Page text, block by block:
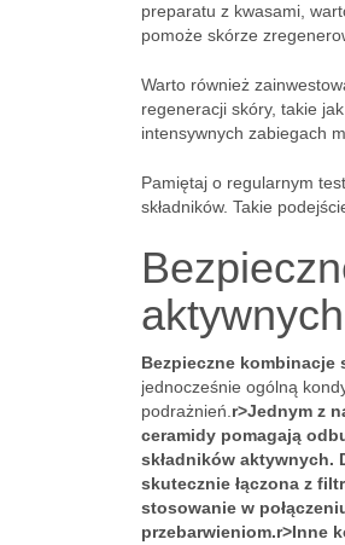
preparatu z kwasami,
pomoże skórze
Warto również
regeneracji skóry, takie
intensywnych zabiegach
Pamiętaj o regularnym
składników. Takie
Bezpieczne kombinacje
jednocześnie ogólną
podrażnień. r>Jednym z
ceramidy pomagają
składników aktywnych.
skutecznie łączona z
stosowanie w
przebarwieniom.r>Inne